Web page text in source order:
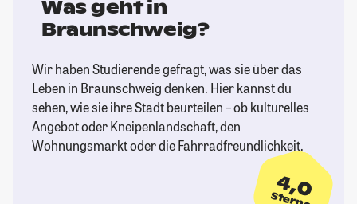
Was geht in
Braunschweig?
Wir haben Studierende gefragt, was sie über das
Leben in Braunschweig denken. Hier kannst du
sehen, wie sie ihre Stadt beurteilen – ob kulturelles
Angebot oder Kneipenlandschaft, den
Wohnungsmarkt oder die Fahrradfreundlichkeit.
4,0